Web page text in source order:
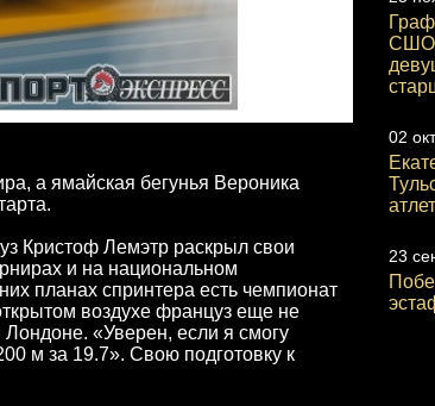
а ямайская бегунья Вероника
Кристоф Лемэтр раскрыл свои
и на национальном
планах спринтера есть чемпионат
воздухе француз еще не
«Уверен, если я смогу
м за 19.7». Свою подготовку к
02
23